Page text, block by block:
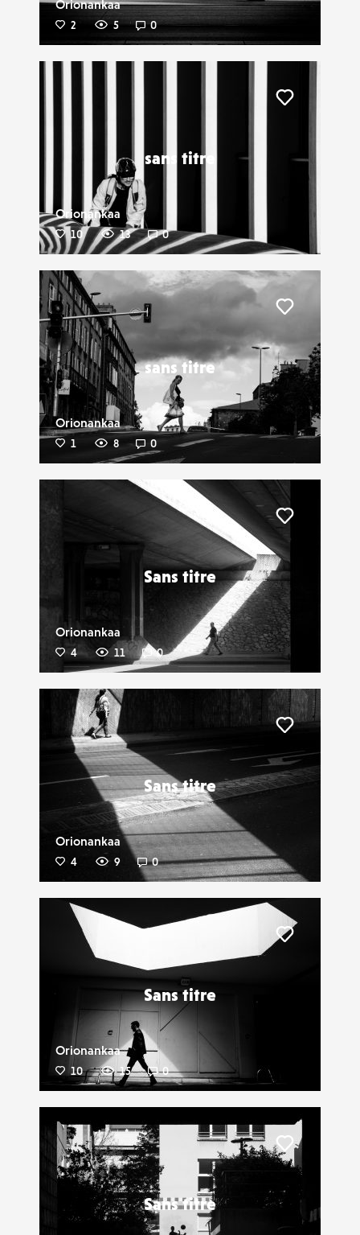
Orionankaa
2 5 0
sans titre
Orionankaa
10 13 0
sans titre
Orionankaa
1 8 0
Sans titre
Orionankaa
4 11 0
Sans titre
Orionankaa
4 9 0
Sans titre
Orionankaa
10 15 0
Sans titre